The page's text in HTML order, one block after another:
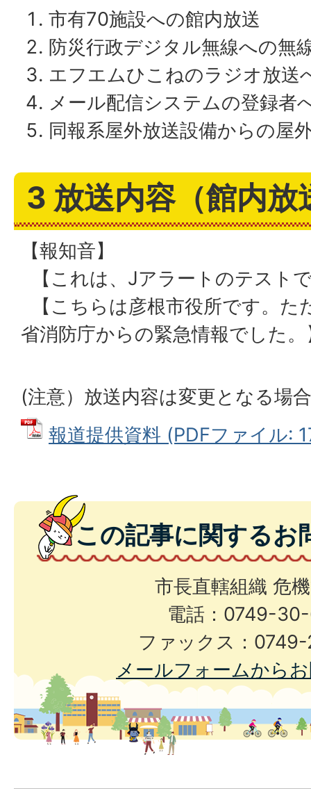
市有70施設への館内放送
防災行政デジタル無線への無
エフエムひこねのラジオ放送
メール配信システムの登録者
同報系屋外放送設備からの屋
3 放送内容（館内放
【報知音】
【これは、Jアラートのテスト
【こちらは彦根市役所です。た
省消防庁からの緊急情報でした。
(注意）放送内容は変更となる場
報道提供資料 (PDFファイル:
この記事に関するお
市長直轄組織 危
電話：0749-
ファックス：
メールフォームから